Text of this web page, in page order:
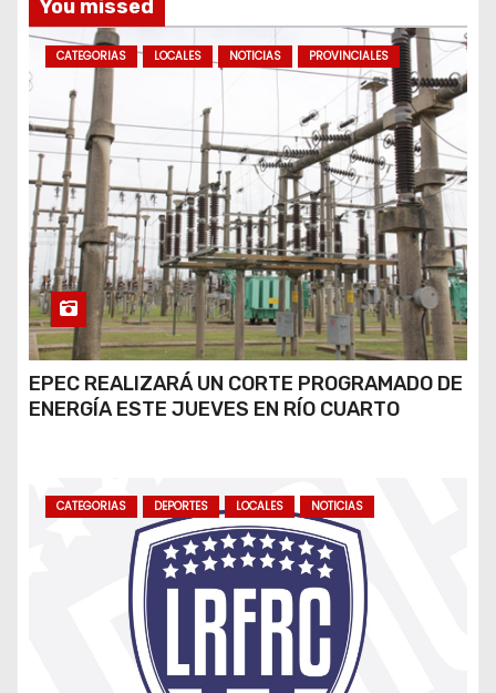
You missed
CATEGORIAS LOCALES NOTICIAS PROVINCIALES
EPEC REALIZARÁ UN CORTE PROGRAMADO DE
ENERGÍA ESTE JUEVES EN RÍO CUARTO
CATEGORIAS DEPORTES LOCALES NOTICIAS